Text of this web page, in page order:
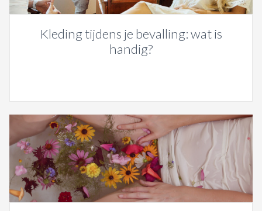
Kleding tijdens je bevalling: wat is
handig?